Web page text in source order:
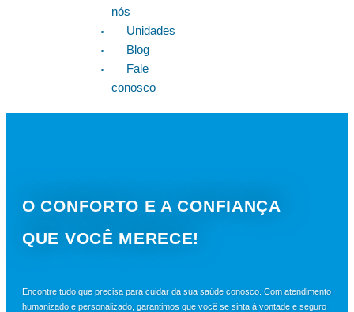
nós
Unidades
Blog
Fale
conosco
O CONFORTO E A CONFIANÇA
QUE VOCÊ MERECE!
Encontre tudo que precisa para cuidar da sua saúde conosco. Com atendimento
humanizado e personalizado, garantimos que você se sinta à vontade e seguro